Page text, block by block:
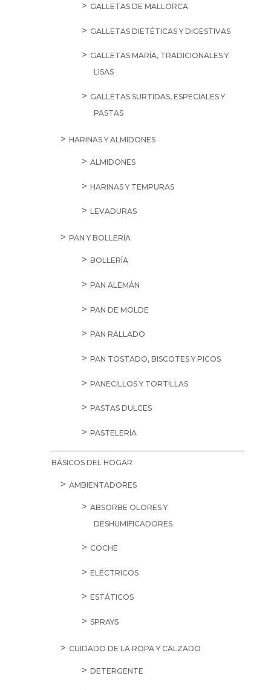
GALLETAS DE MALLORCA
GALLETAS DIETÉTICAS Y DIGESTIVAS
GALLETAS MARÍA, TRADICIONALES Y
LISAS
GALLETAS SURTIDAS, ESPECIALES Y
PASTAS
HARINAS Y ALMIDONES
ALMIDONES
HARINAS Y TEMPURAS
LEVADURAS
PAN Y BOLLERÍA
BOLLERÍA
PAN ALEMÁN
PAN DE MOLDE
PAN RALLADO
PAN TOSTADO, BISCOTES Y PICOS
PANECILLOS Y TORTILLAS
PASTAS DULCES
PASTELERÍA
BÁSICOS DEL HOGAR
AMBIENTADORES
ABSORBE OLORES Y
DESHUMIFICADORES
COCHE
ELÉCTRICOS
ESTÁTICOS
SPRAYS
CUIDADO DE LA ROPA Y CALZADO
DETERGENTE